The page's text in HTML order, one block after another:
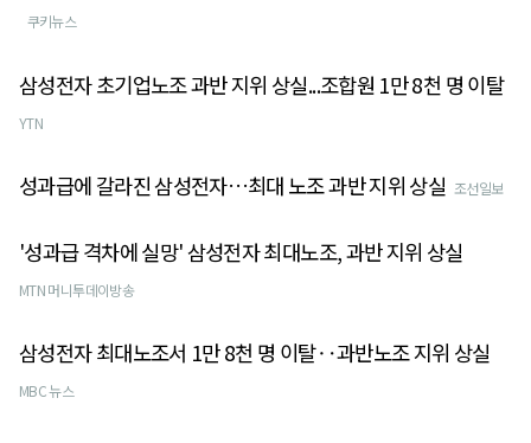
쿠키뉴스
삼성전자 초기업노조 과반 지위 상실...조합원 1만 8천 명 이탈
YTN
성과급에 갈라진 삼성전자…최대 노조 과반 지위 상실 조선일보
'성과급 격차에 실망' 삼성전자 최대노조, 과반 지위 상실
MTN 머니투데이방송
삼성전자 최대노조서 1만 8천 명 이탈‥과반노조 지위 상실
MBC 뉴스